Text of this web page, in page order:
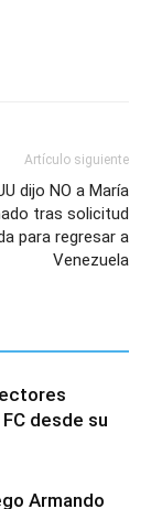
Artículo siguiente
dijo NO a María
tras solicitud
para regresar a
Venezuela
desde su
Armando